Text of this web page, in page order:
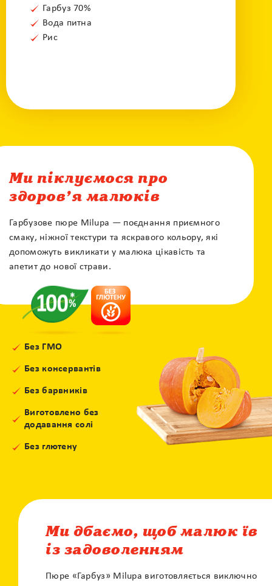
Гарбуз 70%
Вода питна
Рис
Ми піклуємося про
здоров’я малюків
Гарбузове пюре Milupa — поєднання приємного
смаку, ніжної текстури та яскравого кольору, які
допоможуть викликати у малюка цікавість та
апетит до нової страви.
Без ГМО
Без консервантів
Без барвників
Виготовлено без
додавання солі
Без глютену
Ми дбаємо, щоб малюк їв
із задоволенням
Пюре «Гарбуз» Milupa виготовляється виключно